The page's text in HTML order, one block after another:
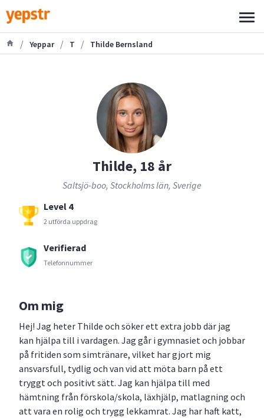
/ Yeppar / T / Thilde Bernsland
Thilde, 18 år
Saltsjö-boo, Stockholms län, Sverige
Level 4
2 utförda uppdrag
Verifierad
Telefonnummer
Om mig
Hej! Jag heter Thilde och söker ett extra jobb där jag
kan hjälpa till i vardagen. Jag går i gymnasiet och jobbar
på fritiden som simtränare, vilket har gjort mig
ansvarsfull, tydlig och van vid att möta barn på ett
tryggt och positivt sätt. Jag kan hjälpa till med
hämtning från förskola/skola, läxhjälp, matlagning och
att vara en rolig och trygg lekkamrat. Jag har haft katt,